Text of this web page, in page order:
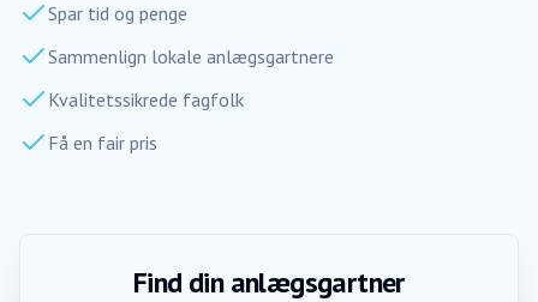
Spar tid og penge
Sammenlign lokale anlægsgartnere
Kvalitetssikrede fagfolk
Få en fair pris
Find din anlægsgartner